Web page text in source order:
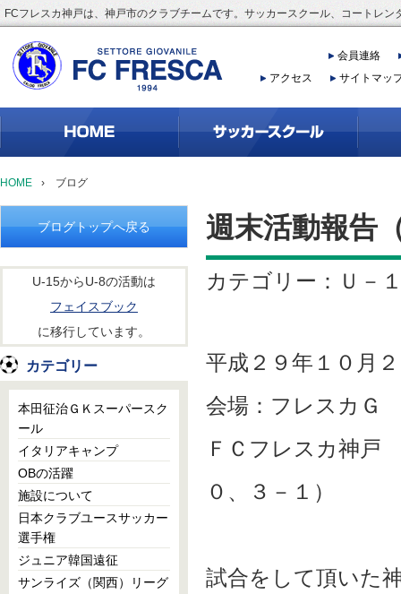
FCフレスカ神戸は、神戸市のクラブチームです。サッカースクール、コートレン
会員連絡
アクセス
サイトマッ
HOME › ブログ
週末活動報告
カテゴリー：Ｕ－
平成２９年１０月
会場：フレスカＧ
ＦＣフレスカ神
０、３－１）
試合をして頂いた
ブログトップへ戻る
U-15からU-8の活動は
フェイスブック
に移行しています。
カテゴリー
本田征治ＧＫスーパースク
ール
イタリアキャンプ
OBの活躍
施設について
日本クラブユースサッカー
選手権
ジュニア韓国遠征
サンライズ（関西）リーグ